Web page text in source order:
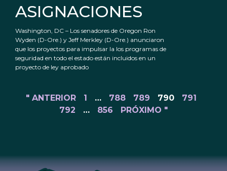
ASIGNACIONES
Washington, DC – Los senadores de Oregon Ron
Wyden (D-Ore.) y Jeff Merkley (D-Ore.) anunciaron
que los proyectos para impulsar la los programas de
seguridad en todo el estado están incluidos en un
proyecto de ley aprobado
" ANTERIOR 1 … 788 789 790
791
792
… 856 PRÓXIMO "